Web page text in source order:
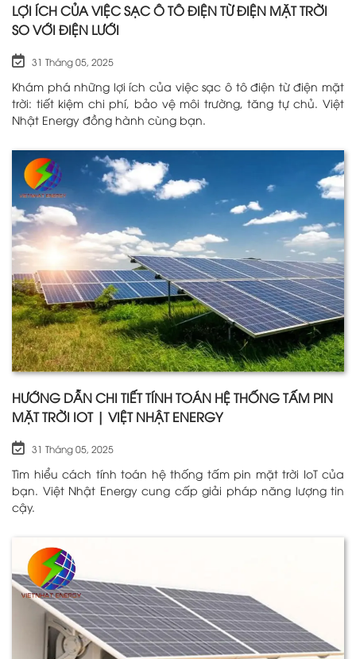
LỢI ÍCH CỦA VIỆC SẠC Ô TÔ ĐIỆN TỪ ĐIỆN MẶT TRỜI
SO VỚI ĐIỆN LƯỚI
31 Tháng 05, 2025
Khám phá những lợi ích của việc sạc ô tô điện từ điện mặt
trời: tiết kiệm chi phí, bảo vệ môi trường, tăng tự chủ. Việt
Nhật Energy đồng hành cùng bạn.
HƯỚNG DẪN CHI TIẾT TÍNH TOÁN HỆ THỐNG TẤM PIN
MẶT TRỜI IOT | VIỆT NHẬT ENERGY
31 Tháng 05, 2025
Tìm hiểu cách tính toán hệ thống tấm pin mặt trời IoT của
bạn. Việt Nhật Energy cung cấp giải pháp năng lượng tin
cậy.